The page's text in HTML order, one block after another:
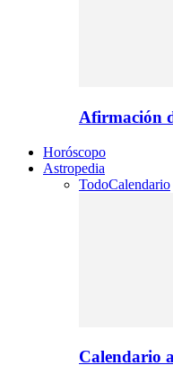
Afirmación
Horóscopo
Astropedia
TodoCalendario
Calendario